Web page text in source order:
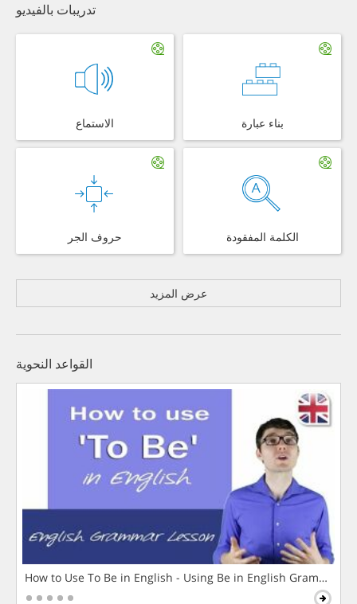
تدريبات بالفيديو
الاستماع بناء عبارة
حروف الجر الكلمة المفقودة
عرض المزيد
القواعد النحوية
How to Use To Be in English - Using Be in English Grammar